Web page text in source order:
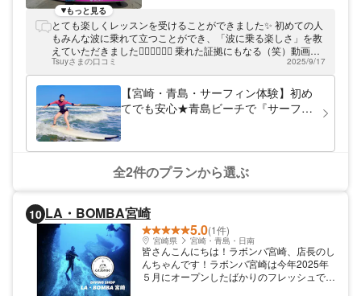
です。総敷地面積は410平米と広々！シャワ
ールームやパウダールームをはじめ、ラウン
ジ、カフェ、ガーデンなどを完備していま
す。SUP体験は平日限定プランと休日限定
プランをご用意。どちらもベテランインスト
ラクターのサポートがあるので、初心者の方
も気軽にご参加いただけます。
もっと見る
とても楽しくレッスンを受けることができました✨ 初めての人
もみんな波に乗れて立つことができ、「波に乗る楽しさ」を教
えていただきました🏄‍♀️🏄‍♀️🏄‍♀️ 乗れた証拠にもなる（笑）動画も
いただけて、とても素敵なサービスだと思います❣️ また青島に
来た時には、ぜひお願いしたいです。 本当にありがとうござい
ました
Tsuyさまの口コミ 2025/9/17
【宮崎・青島・サーフィン体験】初め
てでも安心★青島ビーチで『サーフィ
れたカフェの本格コーヒー付き＞！!
全2件のプランから選ぶ
10 LA・BOMBA宮崎
5.0(1件)
宮崎県 宮崎・青島・日南
皆さんこんにちは！ラボンバ宮崎、店長のし
んちゃんです！ラボンバ宮崎は今年2025年
５月にオープンしたばかりのフレッシュで元